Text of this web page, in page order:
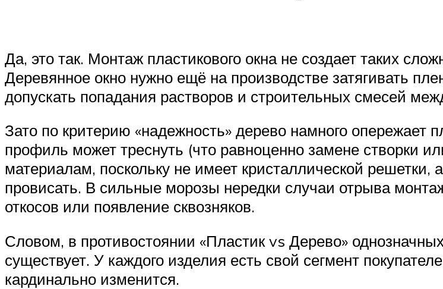
Да, это так. Монтаж пластикового окна не создает таких
Деревянное окно нужно ещё на производстве затягивать
допускать попадания растворов и строительных смесей
Зато по критерию «надежность» дерево намного опережает
профиль может треснуть (что равноценно замене створки
материалам, поскольку не имеет кристаллической решетки,
провисать. В сильные морозы нередки случаи отрыва
откосов или появление сквозняков.
Словом, в противостоянии «Пластик vs Дерево»
существует. У каждого изделия есть свой сегмент
кардинально изменится.